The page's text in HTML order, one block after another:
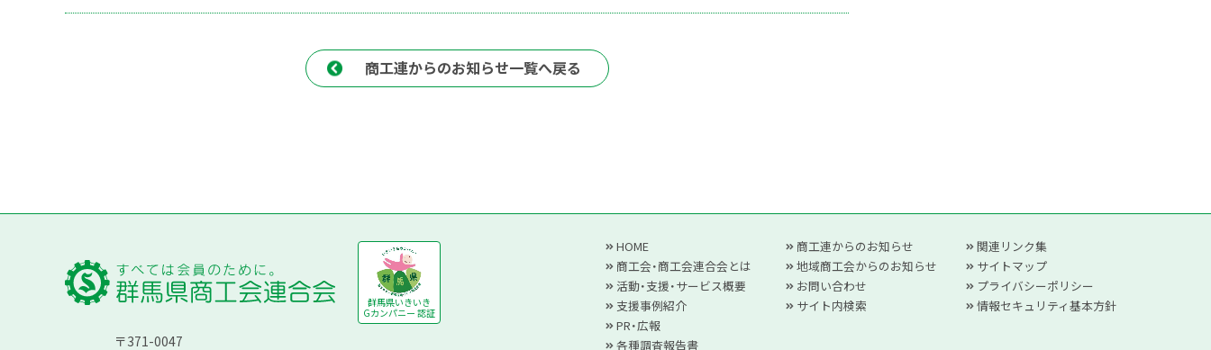
商工連からのお知らせ一覧へ戻る
群馬県いきいき
Gカンパニー 認証
〒371-0047
HOME
商工会・商工会連合会とは
活動・支援・サービス概要
支援事例紹介
PR・広報
各種調査報告書
商工連からのお知らせ
地域商工会からのお知らせ
お問い合わせ
サイト内検索
関連リンク集
サイトマップ
プライバシーポリシー
情報セキュリティ基本方針